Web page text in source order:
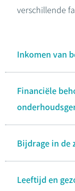
verschillende
Inkomen van
Financiële
Bijdrage in de
Leeftijd en